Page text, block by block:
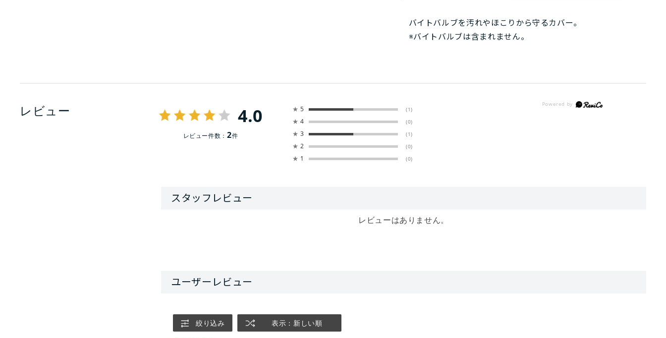
バイトバルブを汚れやほこりから守るカバー。
※バイトバルブは含まれません。
レビュー 4.0
レビュー件数：2件
★ 5 (1)
★ 4 (0)
★ 3 (1)
★ 2 (0)
★ 1 (0)
絞り込み 表示：新しい順
レビューはありません。